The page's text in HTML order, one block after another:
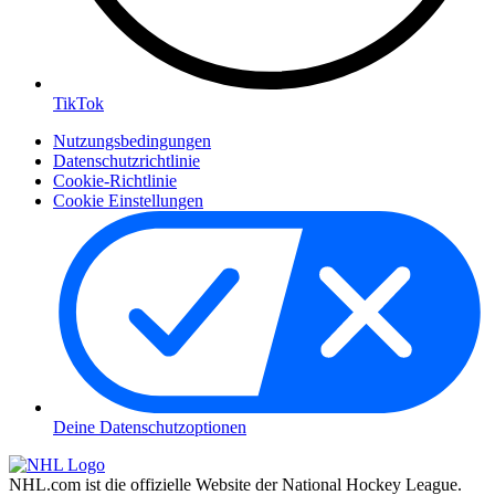
TikTok
Nutzungsbedingungen
Datenschutzrichtlinie
Cookie-Richtlinie
Cookie Einstellungen
Deine Datenschutzoptionen
NHL.com ist die offizielle Website der National Hockey League.